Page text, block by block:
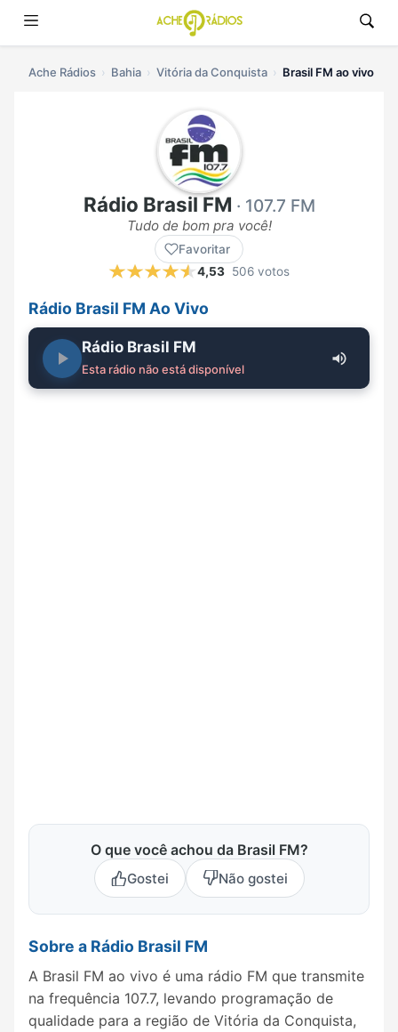
Ache Rádios Bahia Vitória da Conquista Brasil FM ao vivo
Rádio Brasil FM · 107.7 FM
Tudo de bom pra você!
Favoritar
4,53 506 votos
Rádio Brasil FM Ao Vivo
Rádio Brasil FM
Esta rádio não está disponível
O que você achou da Brasil FM?
Gostei Não gostei
Sobre a Rádio Brasil FM
A Brasil FM ao vivo é uma rádio FM que transmite
na frequência 107.7, levando programação de
qualidade para a região de Vitória da Conquista,